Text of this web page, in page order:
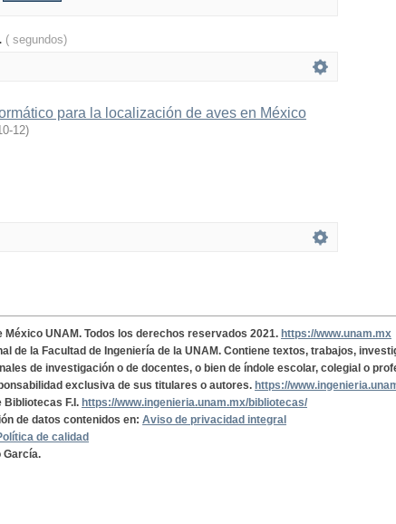
( segundos)
para la localización de aves en México
12)
UNAM. Todos los derechos reservados 2021. https://www.unam.mx
de la Facultad de Ingeniería de la UNAM. Contiene textos, trabajos,
de investigación o de docentes, o bien de índole escolar, colegial o
exclusiva de sus titulares o autores. https://
F.I. https://www.ingenieria.unam.mx/bibliotecas/
de datos contenidos en: Aviso de privacidad integral
de calidad
García.